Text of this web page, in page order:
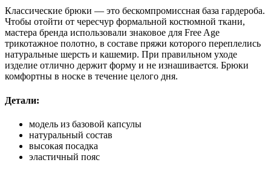
Классические брюки — это бескомпромиссная база гардероба.
Чтобы отойти от чересчур формальной костюмной ткани,
мастера бренда использовали знаковое для Free Age
трикотажное полотно, в составе пряжи которого переплелись
натуральные шерсть и кашемир. При правильном уходе
изделие отлично держит форму и не изнашивается. Брюки
комфортны в носке в течение целого дня.
Детали:
модель из базовой капсулы
натуральный состав
высокая посадка
эластичный пояс